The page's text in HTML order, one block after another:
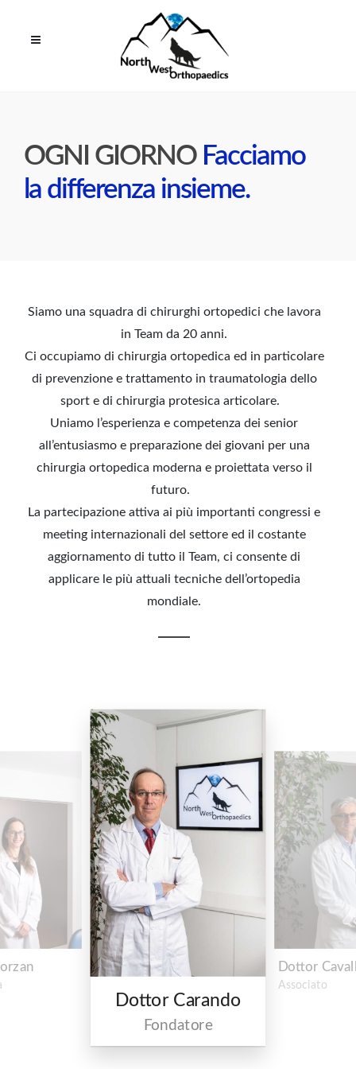
OGNI GIORNO Facciamo
la differenza insieme.
Siamo una squadra di chirurghi ortopedici che lavora
in Team da 20 anni.
Ci occupiamo di chirurgia ortopedica ed in particolare
di prevenzione e trattamento in traumatologia dello
sport e di chirurgia protesica articolare.
Uniamo l’esperienza e competenza dei senior
all’entusiasmo e preparazione dei giovani per una
chirurgia ortopedica moderna e proiettata verso il
futuro.
La partecipazione attiva ai più importanti congressi e
meeting internazionali del settore ed il costante
aggiornamento di tutto il Team, ci consente di
applicare le più attuali tecniche dell’ortopedia
mondiale.
Dottor Carando
Fondatore
Dottor
Associato